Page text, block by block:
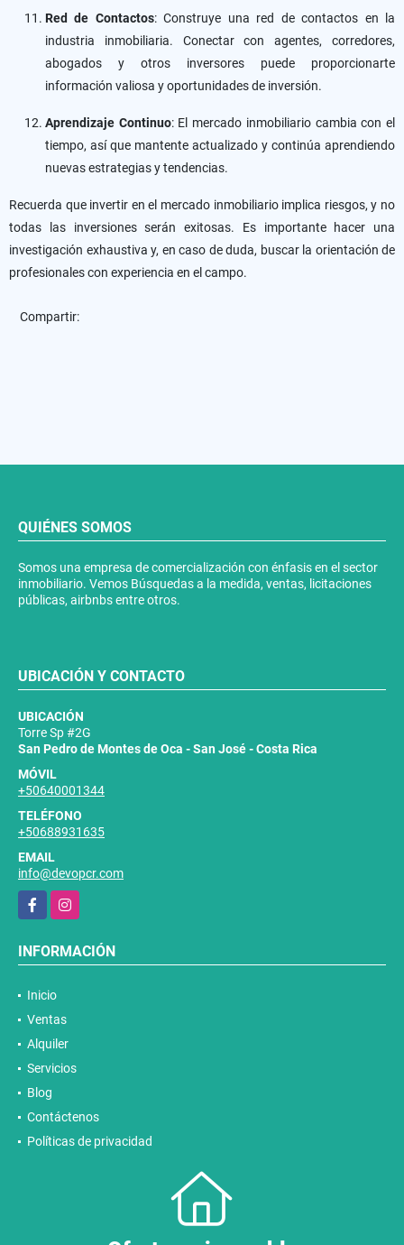
Red de Contactos: Construye una red de contactos en la
industria inmobiliaria. Conectar con agentes, corredores,
abogados y otros inversores puede proporcionarte
información valiosa y oportunidades de inversión.
Aprendizaje Continuo: El mercado inmobiliario cambia con el
tiempo, así que mantente actualizado y continúa aprendiendo
nuevas estrategias y tendencias.
Recuerda que invertir en el mercado inmobiliario implica riesgos, y no
todas las inversiones serán exitosas. Es importante hacer una
investigación exhaustiva y, en caso de duda, buscar la orientación de
profesionales con experiencia en el campo.
Compartir:
QUIÉNES SOMOS
Somos una empresa de comercialización con énfasis en el sector
inmobiliario. Vemos Búsquedas a la medida, ventas, licitaciones
públicas, airbnbs entre otros.
UBICACIÓN Y CONTACTO
UBICACIÓN
Torre Sp #2G
San Pedro de Montes de Oca - San José - Costa Rica
MÓVIL
+50640001344
TELÉFONO
+50688931635
EMAIL
info@devopcr.com
FacebookInstagram
INFORMACIÓN
Inicio
Ventas
Alquiler
Servicios
Blog
Contáctenos
Políticas de privacidad